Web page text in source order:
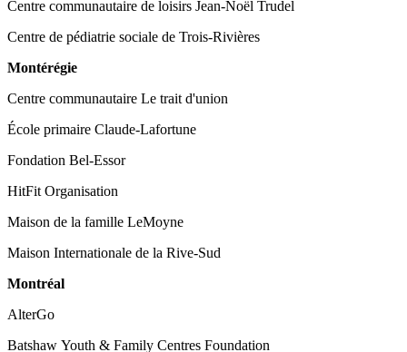
Centre communautaire de loisirs Jean-Noël Trudel
Centre de pédiatrie sociale de Trois-Rivières
Montérégie
Centre communautaire Le trait d'union
École primaire Claude-Lafortune
Fondation Bel-Essor
HitFit Organisation
Maison de la famille LeMoyne
Maison Internationale de la Rive-Sud
Montréal
AlterGo
Batshaw Youth & Family Centres Foundation